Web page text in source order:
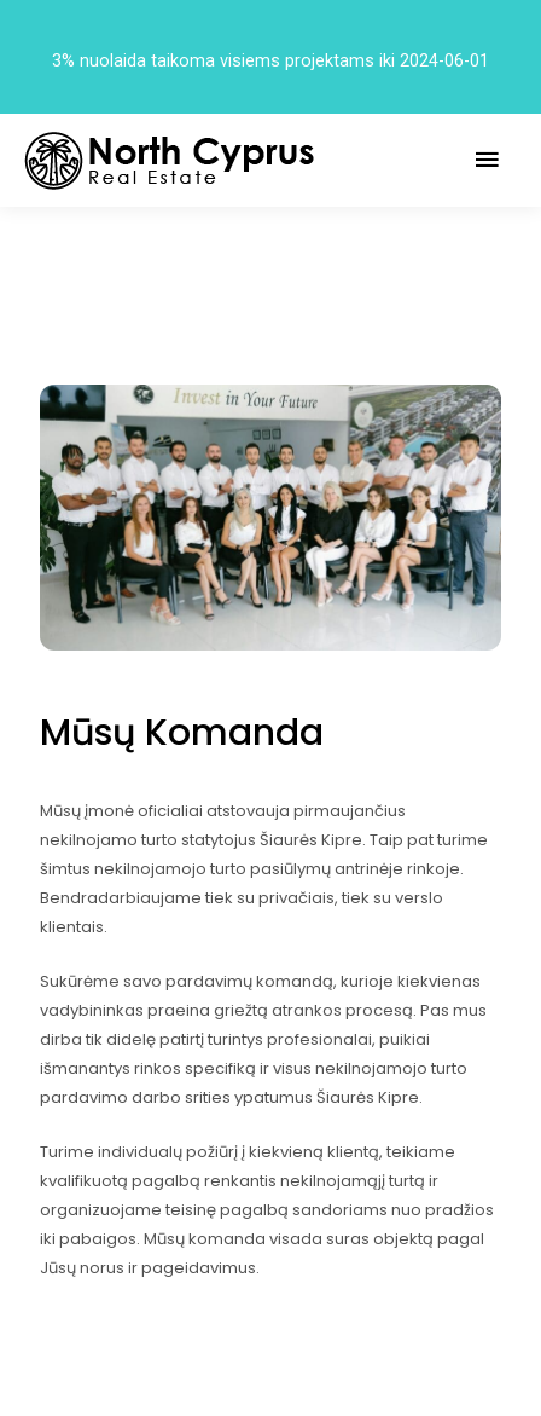
3% nuolaida taikoma visiems projektams iki 2024-06-01
Mūsų Komanda
Mūsų įmonė oficialiai atstovauja pirmaujančius
nekilnojamo turto statytojus Šiaurės Kipre. Taip pat turime
šimtus nekilnojamojo turto pasiūlymų antrinėje rinkoje.
Bendradarbiaujame tiek su privačiais, tiek su verslo
klientais.
Sukūrėme savo pardavimų komandą, kurioje kiekvienas
vadybininkas praeina griežtą atrankos procesą. Pas mus
dirba tik didelę patirtį turintys profesionalai, puikiai
išmanantys rinkos specifiką ir visus nekilnojamojo turto
pardavimo darbo srities ypatumus Šiaurės Kipre.
Turime individualų požiūrį į kiekvieną klientą, teikiame
kvalifikuotą pagalbą renkantis nekilnojamąjį turtą ir
organizuojame teisinę pagalbą sandoriams nuo pradžios
iki pabaigos. Mūsų komanda visada suras objektą pagal
Jūsų norus ir pageidavimus.